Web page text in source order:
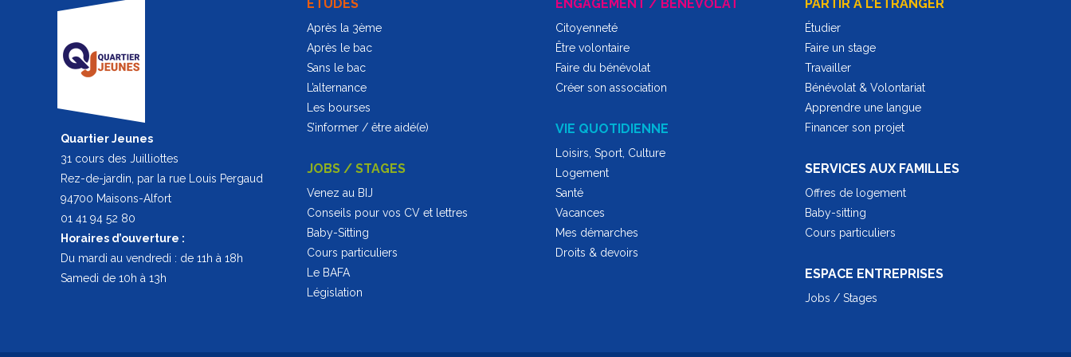
Quartier Jeunes
31 cours des Juilliottes
Rez-de-jardin, par la rue Louis Pergaud
94700 Maisons-Alfort
01 41 94 52 80
Horaires d’ouverture :
Du mardi au vendredi : de 11h à 18h
Samedi de 10h à 13h
ÉTUDES
Après la 3ème
Après le bac
Sans le bac
L’alternance
Les bourses
S’informer / être aidé(e)
JOBS / STAGES
Venez au BIJ
Conseils pour vos CV et lettres
Baby-Sitting
Cours particuliers
Le BAFA
Législation
ENGAGEMENT / BÉNÉVOLAT
Citoyenneté
Être volontaire
Faire du bénévolat
Créer son association
VIE QUOTIDIENNE
Loisirs, Sport, Culture
Logement
Santé
Vacances
Mes démarches
Droits & devoirs
PARTIR A L’ÉTRANGER
Étudier
Faire un stage
Travailler
Bénévolat & Volontariat
Apprendre une langue
Financer son projet
SERVICES AUX FAMILLES
Offres de logement
Baby-sitting
Cours particuliers
ESPACE ENTREPRISES
Jobs / Stages